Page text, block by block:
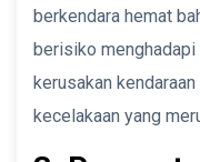
berkendara hemat
berisiko menghadapi
kerusakan
kecelakaan yang